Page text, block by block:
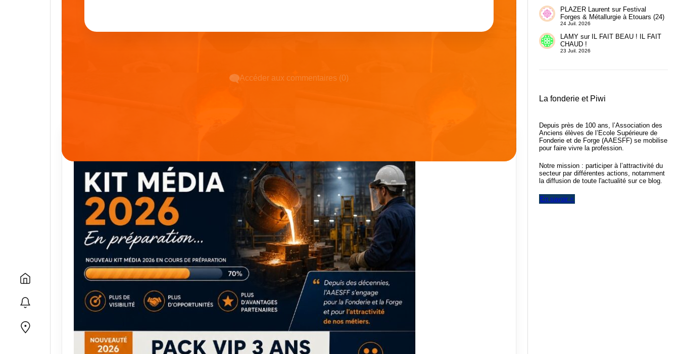
Accéder aux commentaires (0)
PLAZER Laurentsur Festival
Forges & Métallurgie à Etouars (24)
24 Juil. 2026
LAMYsur IL FAIT BEAU ! IL FAIT
CHAUD !
23 Juil. 2026
La fonderie et Piwi
Depuis près de 100 ans, l’Association des
Anciens élèves de l’Ecole Supérieure de
Fonderie et de Forge (AAESFF) se mobilise
pour faire vivre la profession.
Notre mission : participer à l’attractivité du
secteur par différentes actions, notamment
la diffusion de toute l'actualité sur ce blog.
En savoir +